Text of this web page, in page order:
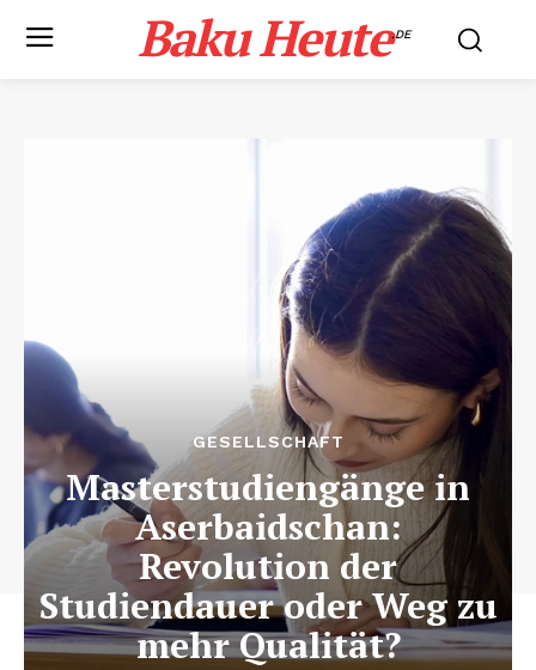
Baku Heute.DE
GESELLSCHAFT
Masterstudiengänge in
Aserbaidschan:
Revolution der
Studiendauer oder Weg zu
mehr Qualität?